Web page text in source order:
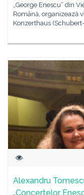
„George Enescu“ din
Română, organizează
Konzerthaus (Schubert-
Alexandru
„Concertelor